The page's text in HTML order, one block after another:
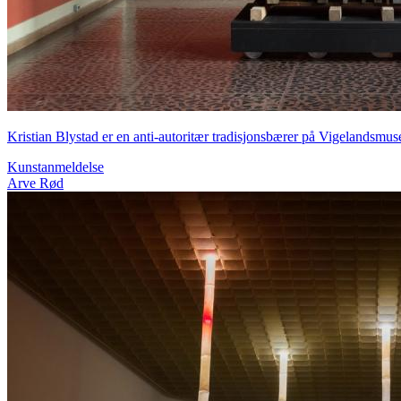
Kristian Blystad er en anti-autoritær tradisjonsbærer på
Kunstanmeldelse
Arve Rød